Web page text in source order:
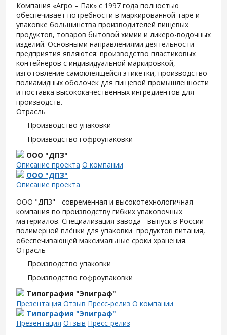
Компания «Агро – Пак» с 1997 года полностью
обеспечивает потребности в маркированной таре и
упаковке большинства производителей пищевых
продуктов, товаров бытовой химии и ликеро-водочных
изделий. Основными направлениями деятельности
предприятия являются: производство пластиковых
контейнеров с индивидуальной маркировкой,
изготовление самоклеящейся этикетки, производство
полиамидных оболочек для пищевой промышленности
и поставка высококачественных ингредиентов для
производств.
Отрасль
Производство упаковки
Производство гофроупаковки
ООО "ДПЗ"
Описание проекта О компании
ООО "ДПЗ"
Описание проекта
ООО "ДПЗ" - современная и высокотехнологичная
компания по производству гибких упаковочных
материалов. Специализация завода - выпуск в России
полимерной плёнки для упаковки продуктов питания,
обеспечивающей максимальные сроки хранения.
Отрасль
Производство упаковки
Производство гофроупаковки
Типография "Эпиграф"
Презентация Отзыв Пресс-релиз О компании
Типография "Эпиграф"
Презентация Отзыв Пресс-релиз